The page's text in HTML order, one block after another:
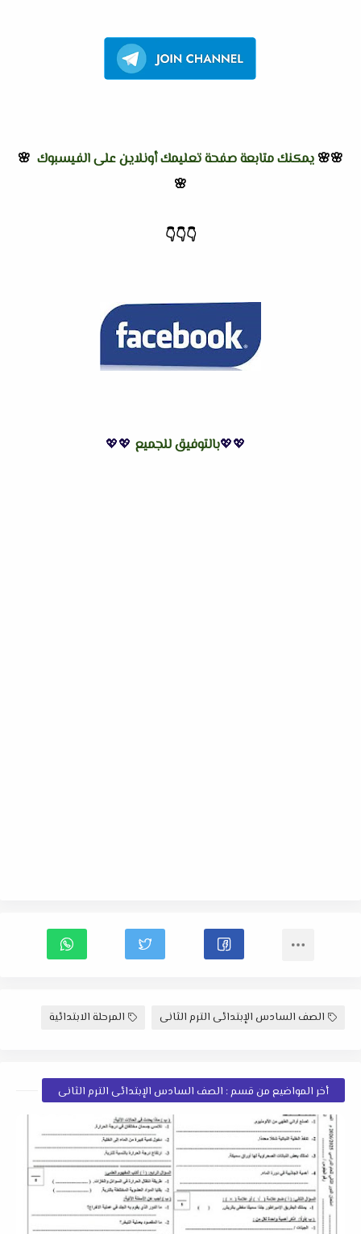
🌸🌸 يمكنك متابعة صفحة تعليمك أونلاين على الفيسبوك 🌸
🌸
👇
👇
👇
💖💖بالتوفيق للجميع 💖💖
الصف السادس الإبتدائى الترم الثانى المرحلة الابتدائية
أخر المواضيع من قسم : الصف السادس الإبتدائى الترم الثانى